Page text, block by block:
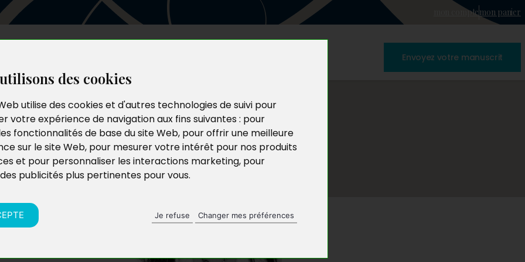
des cookies
utilise des cookies et d'autres technologies de suivi pour
votre expérience de navigation aux fins suivantes : pour
fonctionnalités de base du site Web, pour offrir une meilleure
sur le site Web, pour mesurer votre intérêt pour nos produits
et pour personnaliser les interactions marketing, pour
publicités plus pertinentes pour vous.
Je refuse Changer mes préférences
mon comptemon panier
Envoyez votre manuscrit
elle, l’écriture est
et l’aide à
, qu’après de
vécu, elle